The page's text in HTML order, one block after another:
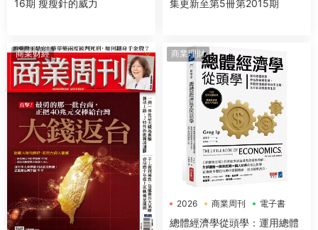
16期 瘦瘦針的威力
集更新至第5冊第2015期
商業财經 商業理財
2026 商業周刊 電子書
總體經濟學從頭學：運用總體